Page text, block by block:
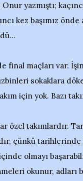
yazmıştı;
kez başımız
final maçları var.
sokaklara
için yok. Bazı
özel takımlardır.
çünkü
olmayı
okunur, adları